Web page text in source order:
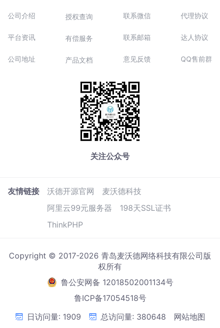
公司介绍
平台资讯
公司地址
授权查询
有偿服务
产品文档
联系微信
联系邮箱
意见反馈
代理协议
达人协议
QQ售前群
关注公众号
友情链接 沃德开源官网
麦沃德科技
阿里云99元服务器
198天SSL证书
ThinkPHP
Copyright © 2017-2026 青岛麦沃德网络科技有限公司版
权所有
鲁公安网备 12018502001134号
鲁ICP备17054518号
日访问量: 1909
总访问量: 380648 网站地图